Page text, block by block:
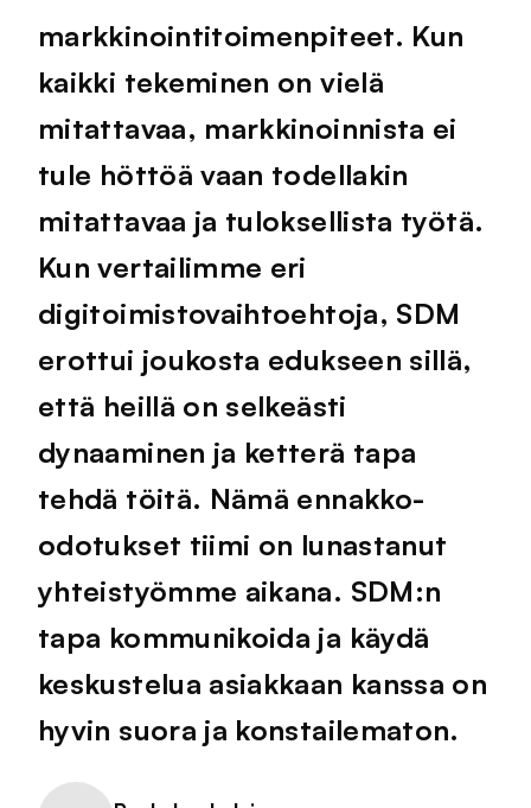
markkinointitoimenpiteet. Kun
kaikki tekeminen on vielä
mitattavaa, markkinoinnista ei
tule höttöä vaan todellakin
mitattavaa ja tuloksellista työtä.
Kun vertailimme eri
digitoimistovaihtoehtoja, SDM
erottui joukosta edukseen sillä,
että heillä on selkeästi
dynaaminen ja ketterä tapa
tehdä töitä. Nämä ennakko-
odotukset tiimi on lunastanut
yhteistyömme aikana. SDM:n
tapa kommunikoida ja käydä
keskustelua asiakkaan kanssa on
hyvin suora ja konstailematon.